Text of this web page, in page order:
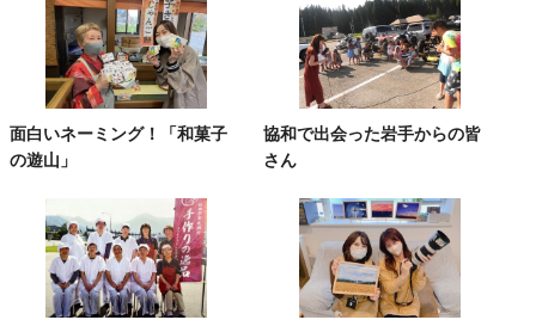
面白いネーミング！「和菓子
の遊山」
協和で出会った岩手からの皆
さん